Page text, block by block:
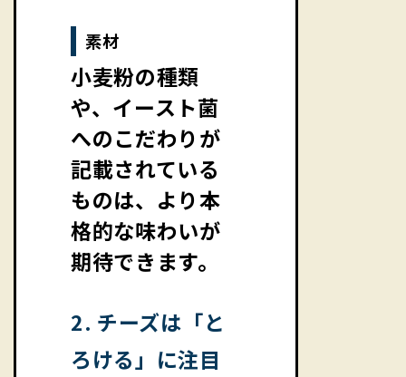
素材
小麦粉の種類
や、イースト菌
へのこだわりが
記載されている
ものは、より本
格的な味わいが
期待できます。
2. チーズは「と
ろける」に注目